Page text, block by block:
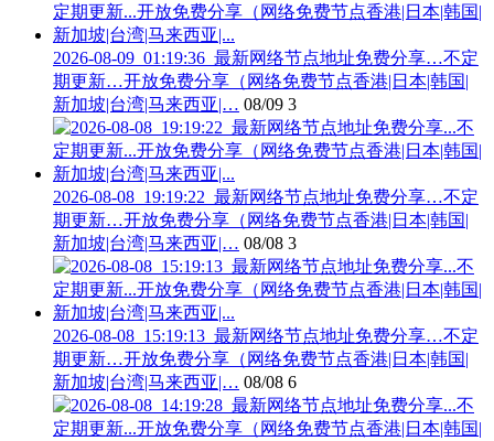
2026-08-09_01:19:36_最新网络节点地址免费分享…不定
期更新…开放免费分享（网络免费节点香港|日本|韩国|
新加坡|台湾|马来西亚|… 08/09 3
2026-08-08_19:19:22_最新网络节点地址免费分享…不定
期更新…开放免费分享（网络免费节点香港|日本|韩国|
新加坡|台湾|马来西亚|… 08/08 3
2026-08-08_15:19:13_最新网络节点地址免费分享…不定
期更新…开放免费分享（网络免费节点香港|日本|韩国|
新加坡|台湾|马来西亚|… 08/08 6